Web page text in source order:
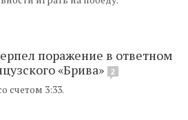
поражение в ответном
«Брива»
2
счетом 3:33.